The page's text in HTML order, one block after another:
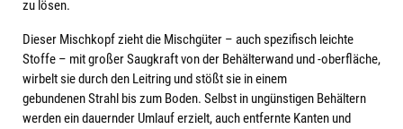
zu lösen.
Dieser Mischkopf zieht die Mischgüter – auch spezifisch leichte
Stoffe – mit großer Saugkraft von der Behälterwand und -oberfläche,
wirbelt sie durch den Leitring und stößt sie in einem
gebundenen Strahl bis zum Boden. Selbst in ungünstigen Behältern
werden ein dauernder Umlauf erzielt, auch entfernte Kanten und